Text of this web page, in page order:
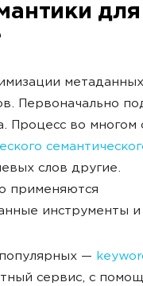
для
Первоначально
Процесс во многом
слов другие.
применяются
инструменты и
—
сервис, с